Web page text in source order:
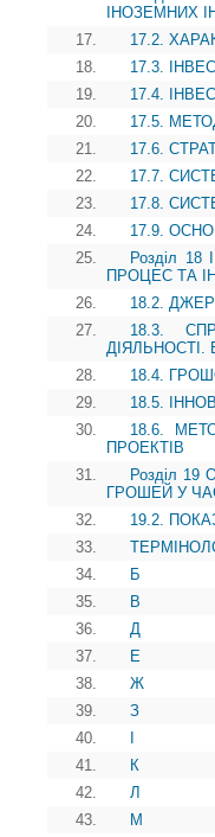
ІНОЗЕМНИХ
17.
17.2.
18.
17.3.
19.
17.4.
20.
17.5.
21.
17.6.
22.
17.7.
23.
17.8.
24.
17.9.
25.
Розділ
ПРОЦЕС ТА
26.
18.2.
27.
18.3.
28.
18.4.
29.
18.5.
30.
18.6.
ПРОЕКТІВ
31.
Розділ
ГРОШЕЙ У
32.
19.2.
33.
34.
Б
35.
В
36.
Д
37.
Е
38.
Ж
39.
З
40.
41.
К
42.
Л
43.
М